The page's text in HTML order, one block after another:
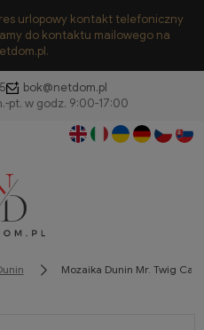
urlopowy kontakt telefoniczny
do kontaktu mailowego na
bok@netdom.pl
Mozaika Dunin Mr. Twig